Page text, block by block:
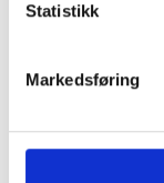
Statistikk
Markedsføring
Other